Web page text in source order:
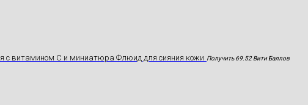
с витамином С и миниатюра Флюид для сияния кожи Получить 69.52 Вити Баллов